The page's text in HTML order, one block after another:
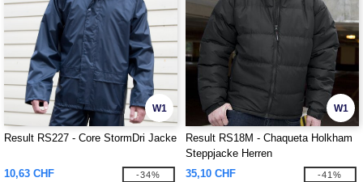
W1
Result RS227 - Core StormDri Jacke
10,63 CHF -34%
W1
Result RS18M - Chaqueta Holkham
Steppjacke Herren
35,10 CHF
-41%